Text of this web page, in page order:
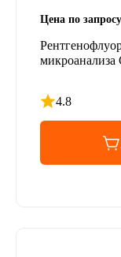
Цена по запросу
микроанализа
4.8
Рейтинг 4.8 из 5